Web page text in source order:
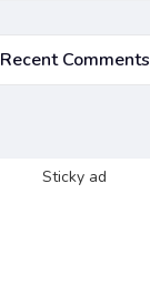
Recent Comments
Sticky ad